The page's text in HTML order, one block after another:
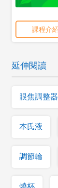
延伸閱讀
眼焦調整器
本氏液
調節輪
燒杯